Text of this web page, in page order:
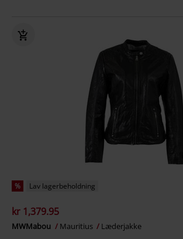
% Lav lagerbeholdning
kr 1,379.95
MWMabou Mauritius Læderjakke